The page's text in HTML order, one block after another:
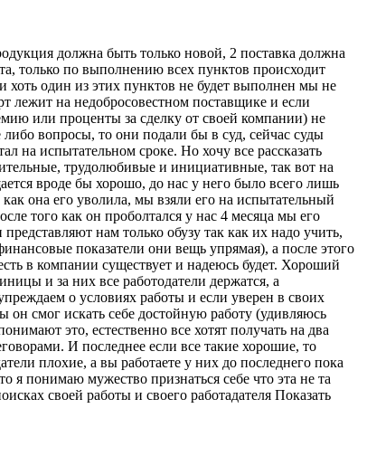
должна быть только новой, 2 поставка должна
только по выполнению всех пунктов происходит
хоть один из этих пунктов не будет выполнен мы не
лежит на недобросовестном поставщике и если
или проценты за сделку от своей компании) не
вопросы, то они подали бы в суд, сейчас суды
на испытательном сроке. Но хочу все рассказать
трудолюбивые и инициативные, так вот на
вроде бы хорошо, до нас у него было всего лишь
она его уволила, мы взяли его на испытательный
того как он проболтался у нас 4 месяца мы его
нам только обузу так как их надо учить,
показатели они вещь упрямая), а после этого
в компании существует и надеюсь будет. Хороший
и за них все работодатели держатся, а
о условиях работы и если уверен в своих
он смог искать себе достойную работу (удивляюсь
это, естественно все хотят получать на два
И последнее если все такие хорошие, то
плохие, а вы работаете у них до последнего пока
я понимаю мужество признаться себе что эта не та
своей работы и своего работадателя Показать